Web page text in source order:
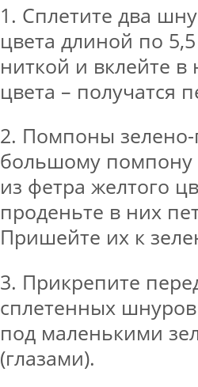
1. Сплетите два
цвета длиной по
ниткой и вклейте
цвета – получатся
2. Помпоны зелено-
большому помпону
из фетра желтого
проденьте в них
Пришейте их к
3. Прикрепите
сплетенных
под маленькими
(глазами).